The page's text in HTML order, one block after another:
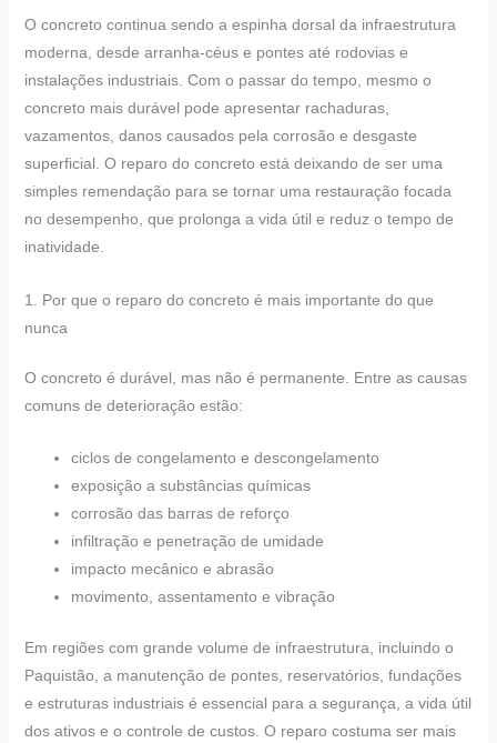
O concreto continua sendo a espinha dorsal da infraestrutura
moderna, desde arranha-céus e pontes até rodovias e
instalações industriais. Com o passar do tempo, mesmo o
concreto mais durável pode apresentar rachaduras,
vazamentos, danos causados pela corrosão e desgaste
superficial. O reparo do concreto está deixando de ser uma
simples remendação para se tornar uma restauração focada
no desempenho, que prolonga a vida útil e reduz o tempo de
inatividade.
1. Por que o reparo do concreto é mais importante do que
nunca
O concreto é durável, mas não é permanente. Entre as causas
comuns de deterioração estão:
ciclos de congelamento e descongelamento
exposição a substâncias químicas
corrosão das barras de reforço
infiltração e penetração de umidade
impacto mecânico e abrasão
movimento, assentamento e vibração
Em regiões com grande volume de infraestrutura, incluindo o
Paquistão, a manutenção de pontes, reservatórios, fundações
e estruturas industriais é essencial para a segurança, a vida útil
dos ativos e o controle de custos. O reparo costuma ser mais